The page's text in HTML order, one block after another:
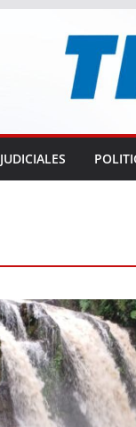
JUDICIALES